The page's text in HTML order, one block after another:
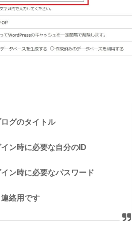
グのタイトル
ン時に必要な自分のID
ン時に必要なパスワード
絡用です